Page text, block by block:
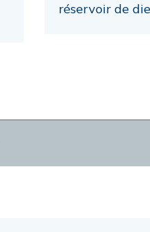
réservoir de